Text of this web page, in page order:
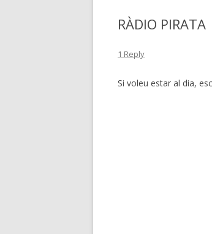
RÀDIO PIRATA
1 Reply
Si voleu estar al dia,